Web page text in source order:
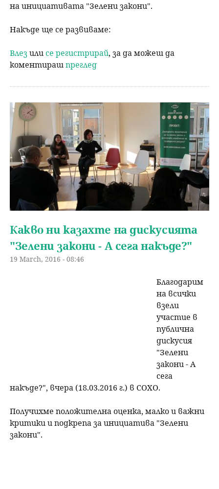
на инициативата "Зелени закони".
Накъде ще се развиваме:
Влезили се регистрирай, за да можеш да
коментирашпреглед
Какво ни казахте на дискусията
"Зелени закони - А сега накъде?"
19 March, 2016 - 08:46
Благодарим
на всички
взели
участие в
публична
дискусия
"Зелени
закони - А
сега
накъде?", вчера (18.03.2016 г.) в СОХО.
Получихме положителна оценка, малко и важни
критики и подкрепа за инициатива "Зелени
закони".